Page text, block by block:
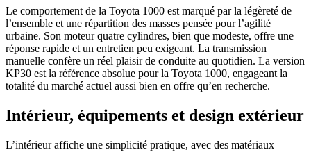
Le comportement de la Toyota 1000 est marqué par la légèreté de
l’ensemble et une répartition des masses pensée pour l’agilité
urbaine. Son moteur quatre cylindres, bien que modeste, offre une
réponse rapide et un entretien peu exigeant. La transmission
manuelle confère un réel plaisir de conduite au quotidien. La version
KP30 est la référence absolue pour la Toyota 1000, engageant la
totalité du marché actuel aussi bien en offre qu’en recherche.
Intérieur, équipements et design extérieur
L’intérieur affiche une simplicité pratique, avec des matériaux